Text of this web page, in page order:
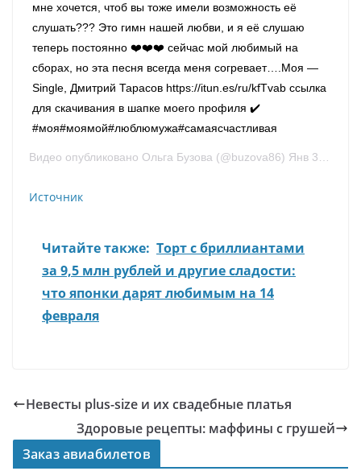
мне хочется, чтоб вы тоже имели возможность её
слушать??? Это гимн нашей любви, и я её слушаю
теперь постоянно ❤️❤️❤️ сейчас мой любимый на
сборах, но эта песня всегда меня согревает….Моя —
Single, Дмитрий Тарасов https://itun.es/ru/kfTvab ссылка
для скачивания в шапке моего профиля ✔️
#моя#моямой#люблюмужа#самаясчастливая
Источник
Читайте также: Торт с бриллиантами
за 9,5 млн рублей и другие сладости:
что японки дарят любимым на 14
февраля
Невесты plus-size и их свадебные платья
Здоровые рецепты: маффины с грушей
Заказ авиабилетов